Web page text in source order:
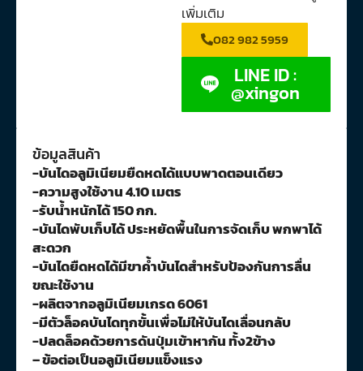
เพิ่มเติม
082 982 5959
LINE ID :
@xingon
ข้อมูลสินค้า
-บันไดอลูมิเนียมยืดหดได้แบบพาดตอนเดียว
-ความสูงใช้งาน 4.10 เมตร
-รับน้ำหนักได้ 150 กก.
-บันไดพับเก็บได้ ประหยัดพื้นในการจัดเก็บ พกพาได้
สะดวก
-บันไดยืดหดได้มีขาค้ำบันไดสำหรับป้องกันการลื่น
ขณะใช้งาน
-ผลิตจากอลูมิเนียมเกรด 6061
-มีตัวล็อคบันไดทุกขั้นเพื่อไม่ให้บันไดเลื่อนกลับ
-ปลดล็อคด้วยการดันปุ่มเข้าหากัน ทั้ง2ข้าง
– ข้อต่อเป็นอลูมิเนียมแข็งแรง